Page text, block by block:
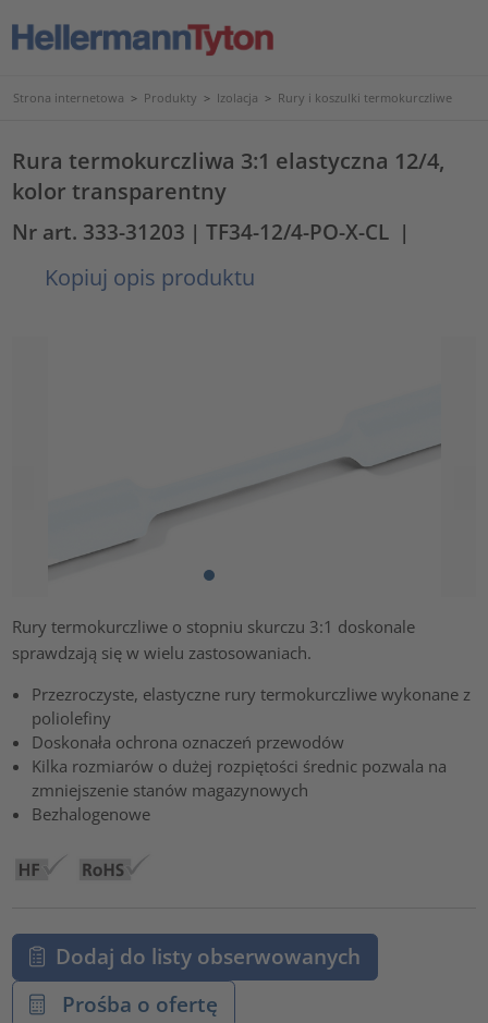
Strona internetowa > Produkty > Izolacja > Rury i koszulki termokurczliwe
Rura termokurczliwa 3:1 elastyczna 12/4,
kolor transparentny
Nr art. 333-31203 | TF34-12/4-PO-X-CL |
Kopiuj opis produktu
Rury termokurczliwe o stopniu skurczu 3:1 doskonale
sprawdzają się w wielu zastosowaniach.
Przezroczyste, elastyczne rury termokurczliwe wykonane z
poliolefiny
Doskonała ochrona oznaczeń przewodów
Kilka rozmiarów o dużej rozpiętości średnic pozwala na
zmniejszenie stanów magazynowych
Bezhalogenowe
Dodaj do listy obserwowanych
Prośba o ofertę